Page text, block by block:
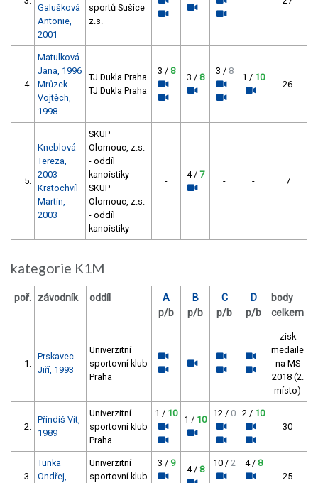
Galušková
Antonie,
2001
sportů Sušice
z.s.
4.
Matulková
Jana, 1996
Mrůzek
Vojtěch,
1998
TJ Dukla Praha
TJ Dukla Praha
3 / 8
3 / 8
3 / 8
1 / 10
26
5.
Kneblová
Tereza,
2003
Kratochvíl
Martin,
2003
SKUP
Olomouc, z.s.
- oddíl
kanoistiky
SKUP
Olomouc, z.s.
- oddíl
kanoistiky
-
4 / 7
- - 7
kategorie K1M
poř. závodník oddíl
A
p/b
B
p/b
C
p/b
D
p/b
body
celkem
1.
Prskavec
Jiří, 1993
Univerzitní
sportovní klub
Praha
zisk
medaile
na MS
2018 (2.
místo)
2.
Přindiš Vít,
1989
Univerzitní
sportovní klub
Praha
1 / 10
1 / 10
12 / 0 2 / 10
30
3.
Tunka
Ondřej,
Univerzitní
sportovní klub
3 / 9
4 / 8
10 / 2 4 / 8
25